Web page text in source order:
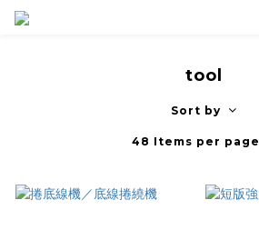
tool
Sort by
48 Items per page